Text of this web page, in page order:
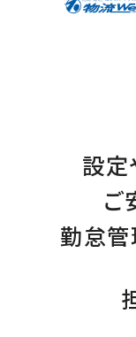
設定
ご
勤怠管